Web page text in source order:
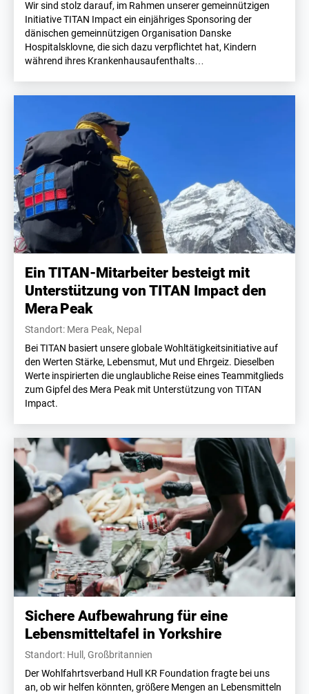
Wir sind stolz darauf, im Rahmen unserer gemeinnützigen
Initiative TITAN Impact ein einjähriges Sponsoring der
dänischen gemeinnützigen Organisation Danske
Hospitalsklovne, die sich dazu verpflichtet hat, Kindern
während ihres Krankenhausaufenthalts…
Ein TITAN-Mitarbeiter besteigt mit
Unterstützung von TITAN Impact den
Mera Peak
Standort: Mera Peak, Nepal
Bei TITAN basiert unsere globale Wohltätigkeitsinitiative auf
den Werten Stärke, Lebensmut, Mut und Ehrgeiz. Dieselben
Werte inspirierten die unglaubliche Reise eines Teammitglieds
zum Gipfel des Mera Peak mit Unterstützung von TITAN
Impact.
Sichere Aufbewahrung für eine
Lebensmitteltafel in Yorkshire
Standort: Hull, Großbritannien
Der Wohlfahrtsverband Hull KR Foundation fragte bei uns
an, ob wir helfen könnten, größere Mengen an Lebensmitteln